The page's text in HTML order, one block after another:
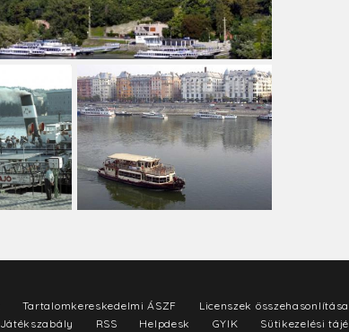
Tartalomkereskedelmi ÁSZF Licenszek összehasonlítása
Játékszabály RSS Helpdesk GYIK Sütikezelési